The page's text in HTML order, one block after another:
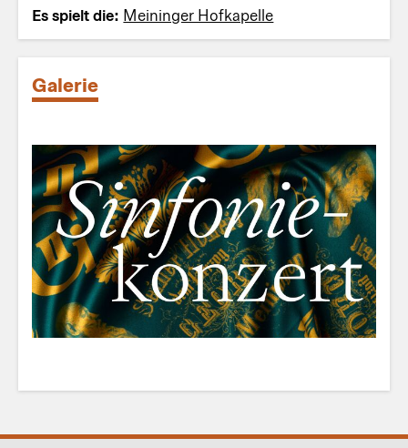
Es spielt die: Meininger Hofkapelle
Galerie